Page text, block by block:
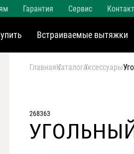
Гарантия Сервис
Встраиваемые вытяжки
ГлавнаяКаталогАксессуары
268363